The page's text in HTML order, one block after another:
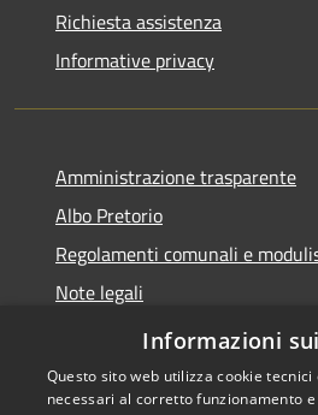
Richiesta assistenza
Informative privacy
Amministrazione trasparente
Albo Pretorio
Regolamenti comunali e
Note legali
Dichiarazione di accessibilità
Informazioni
Questo sito web utilizza cookie
necessari al corretto funzionamento